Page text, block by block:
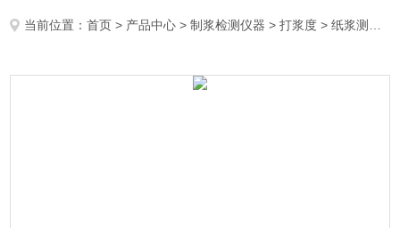
当前位置：首页 > 产品中心 >制浆检测仪器 >打浆度 > 纸浆测试仪实验室用